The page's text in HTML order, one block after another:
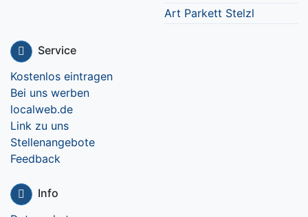
Art Parkett Stelzl
Service
Kostenlos eintragen
Bei uns werben
localweb.de
Link zu uns
Stellenangebote
Feedback
Info